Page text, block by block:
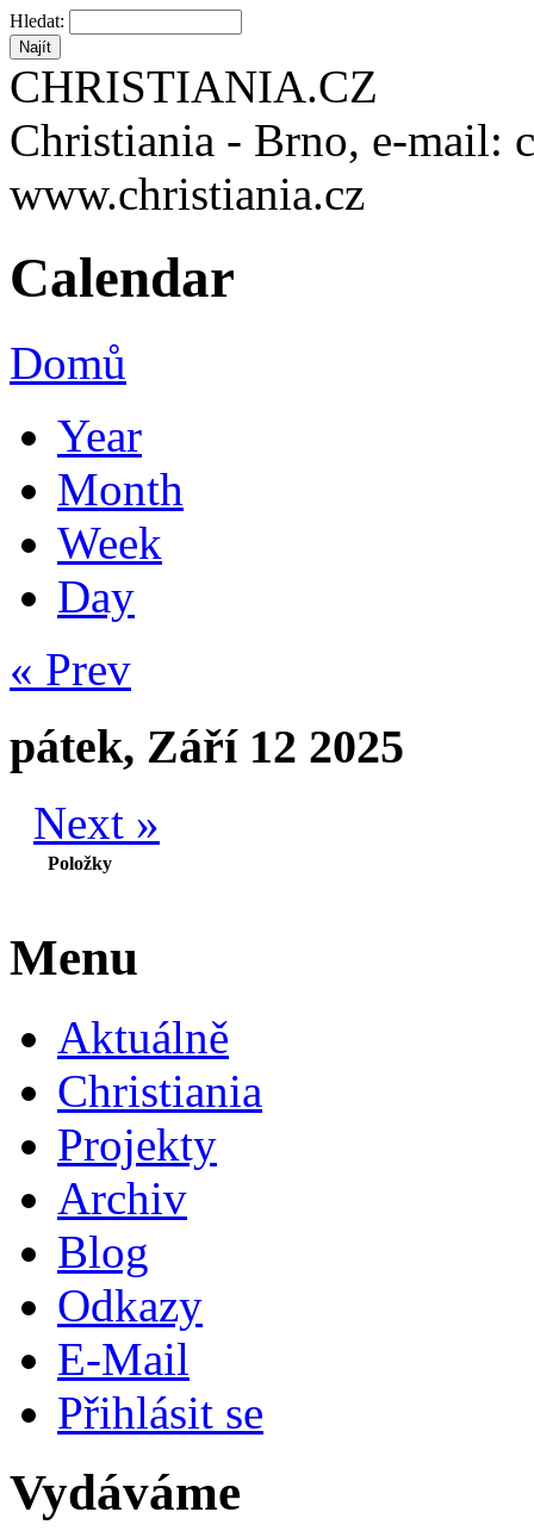
Hledat:
CHRISTIANIA.CZ
Christiania - Brno, e-mail:
www.christiania.cz
Calendar
Domů
Year
Month
Week
Day
« Prev
pátek, Září 12 2025
Next »
Položky
Menu
Aktuálně
Christiania
Projekty
Archiv
Blog
Odkazy
E-Mail
Přihlásit se
Vydáváme